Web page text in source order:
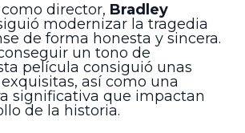
director, Bradley
modernizar la tragedia
de forma honesta y sincera.
un tono de
película consiguió unas
así como una
significativa que impactan
de la historia.